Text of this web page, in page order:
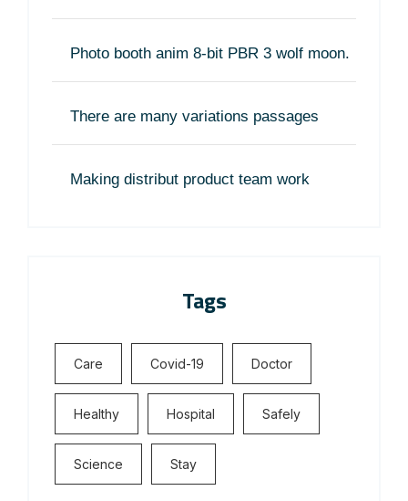
Photo booth anim 8-bit PBR 3 wolf moon.
There are many variations passages
Making distribut product team work
Tags
Care Covid-19 Doctor
Healthy Hospital Safely
Science Stay